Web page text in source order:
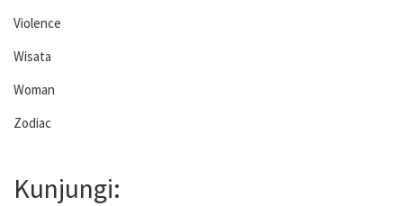
Violence
Wisata
Woman
Zodiac
Kunjungi: